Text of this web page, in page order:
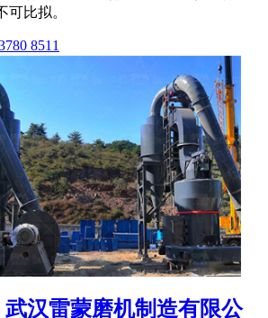
可比拟。
8511
武汉雷蒙磨机制造有限公